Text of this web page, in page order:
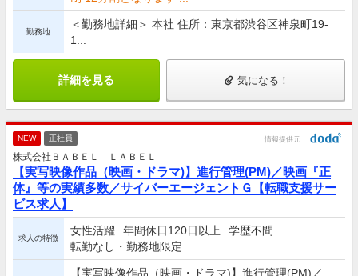
勤務地
＜勤務地詳細＞ 本社 住所：東京都渋谷区神泉町19-
1...
詳細を見る 気になる！
NEW 正社員 情報提供元
株式会社ＢＡＢＥＬ ＬＡＢＥＬ
【実写映像作品（映画・ドラマ)】進行管理(PM)／映画『正
体』等の実績多数／サイバーエージェントＧ【転職支援サー
ビス求人】
求人の特徴
女性活躍 年間休日120日以上
学歴不問
転勤なし・勤務地限定
【実写映像作品（映画・ドラマ)】進行管理(PM)／